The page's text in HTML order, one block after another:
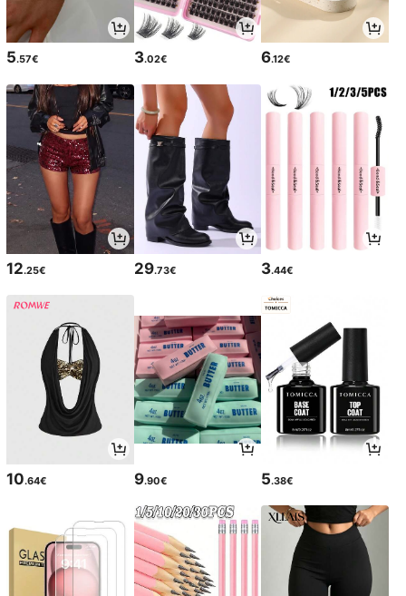
5.57€ 3.02€ 6.12€
12.25€ 29.73€ 3.44€
10.64€ 9.90€ 5.38€